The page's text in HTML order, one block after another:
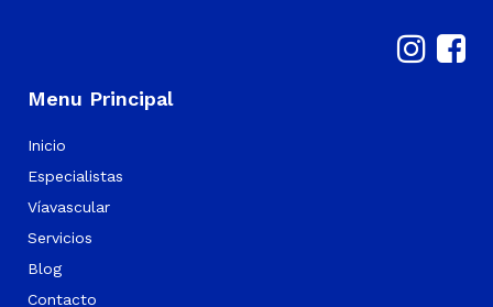
Menu Principal
Inicio
Especialistas
Víavascular
Servicios
Blog
Contacto